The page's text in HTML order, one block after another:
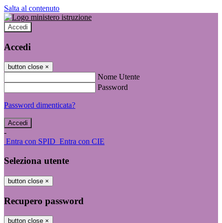
Salta al contenuto
Accedi
Accedi
button close ×
Nome Utente
Password
Password dimenticata?
-
Entra con SPID Entra con CIE
Seleziona utente
button close ×
Recupero password
button close ×